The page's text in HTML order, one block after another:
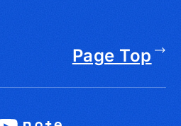
Page Top